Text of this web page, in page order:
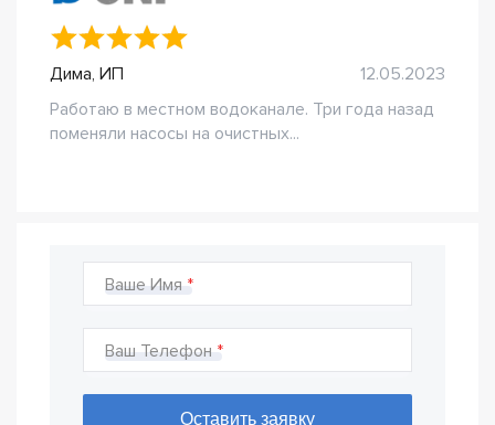
Дима, ИП
12.05.2023
Работаю в местном водоканале. Три года назад
поменяли насосы на очистных...
Ваше Имя
Ваш Телефон